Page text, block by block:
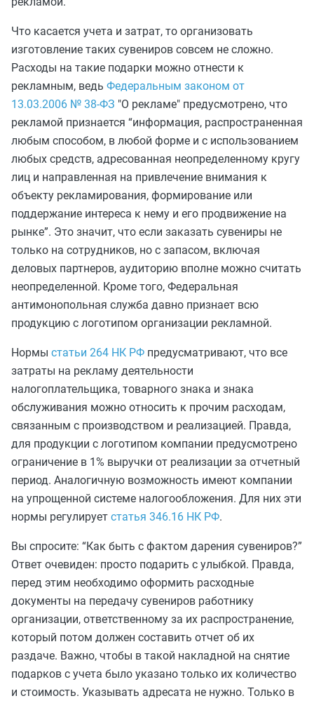
Что касается учета и затрат, то организовать
изготовление таких сувениров совсем не сложно.
Расходы на такие подарки можно отнести к
рекламным, ведь Федеральным законом от
13.03.2006 № 38-ФЗ "О рекламе" предусмотрено, что
рекламой признается “информация, распространенная
любым способом, в любой форме и с использованием
любых средств, адресованная неопределенному кругу
лиц и направленная на привлечение внимания к
объекту рекламирования, формирование или
поддержание интереса к нему и его продвижение на
рынке”. Это значит, что если заказать сувениры не
только на сотрудников, но с запасом, включая
деловых партнеров, аудиторию вполне можно считать
неопределенной. Кроме того, Федеральная
антимонопольная служба давно признает всю
продукцию с логотипом организации рекламной.
Нормы статьи 264 НК РФ предусматривают, что все
затраты на рекламу деятельности
налогоплательщика, товарного знака и знака
обслуживания можно относить к прочим расходам,
связанным с производством и реализацией. Правда,
для продукции с логотипом компании предусмотрено
ограничение в 1% выручки от реализации за отчетный
период. Аналогичную возможность имеют компании
на упрощенной системе налогообложения. Для них эти
нормы регулирует статья 346.16 НК РФ.
Вы спросите: “Как быть с фактом дарения сувениров?”
Ответ очевиден: просто подарить с улыбкой. Правда,
перед этим необходимо оформить расходные
документы на передачу сувениров работнику
организации, ответственному за их распространение,
который потом должен составить отчет об их
раздаче. Важно, чтобы в такой накладной на снятие
подарков с учета было указано только их количество
и стоимость. Указывать адресата не нужно. Только в